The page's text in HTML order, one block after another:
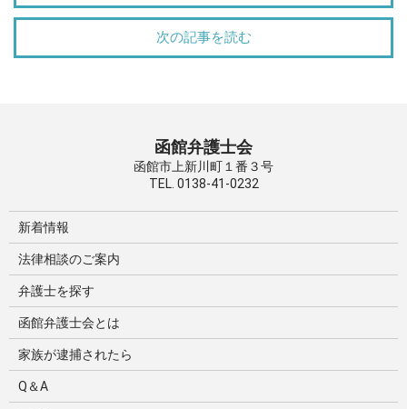
次の記事を読む
函館弁護士会
函館市上新川町１番３号
TEL. 0138-41-0232
新着情報
法律相談のご案内
弁護士を探す
函館弁護士会とは
家族が逮捕されたら
Q＆A